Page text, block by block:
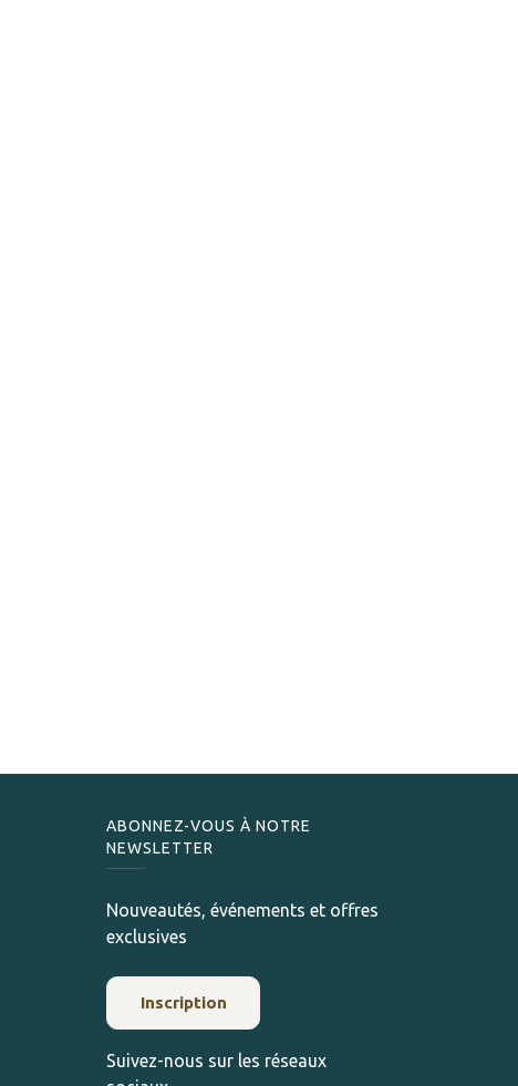
ABONNEZ-VOUS À NOTRE
NEWSLETTER
Nouveautés, événements et offres
exclusives
Inscription
Suivez-nous sur les réseaux